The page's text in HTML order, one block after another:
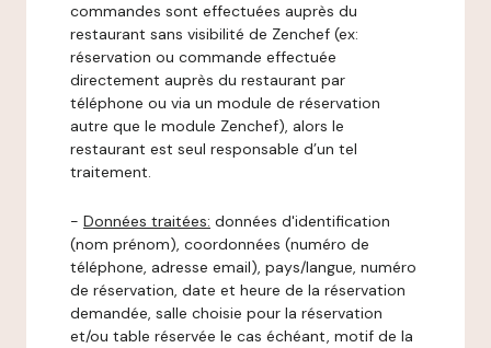
commandes sont effectuées auprès du
restaurant sans visibilité de Zenchef (ex:
réservation ou commande effectuée
directement auprès du restaurant par
téléphone ou via un module de réservation
autre que le module Zenchef), alors le
restaurant est seul responsable d’un tel
traitement.
- Données traitées: données d'identification
(nom prénom), coordonnées (numéro de
téléphone, adresse email), pays/langue, numéro
de réservation, date et heure de la réservation
demandée, salle choisie pour la réservation
et/ou table réservée le cas échéant, motif de la